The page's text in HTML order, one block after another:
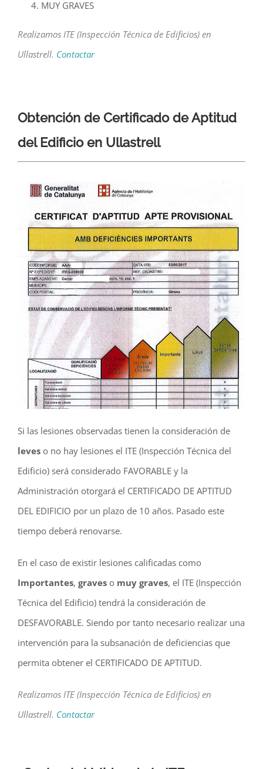
MUY GRAVES
Realizamos ITE (Inspección Técnica de Edificios) en
Ullastrell. Contactar
Obtención de Certificado de Aptitud
del Edificio en Ullastrell
Si las lesiones observadas tienen la consideración de
leves o no hay lesiones el ITE (Inspección Técnica del
Edificio) será considerado FAVORABLE y la
Administración otorgará el CERTIFICADO DE APTITUD
DEL EDIFICIO por un plazo de 10 años. Pasado este
tiempo deberá renovarse.
En el caso de existir lesiones calificadas como
Importantes, graves o muy graves, el ITE (Inspección
Técnica del Edificio) tendrá la consideración de
DESFAVORABLE. Siendo por tanto necesario realizar una
intervención para la subsanación de deficiencias que
permita obtener el CERTIFICADO DE APTITUD.
Realizamos ITE (Inspección Técnica de Edificios) en
Ullastrell. Contactar